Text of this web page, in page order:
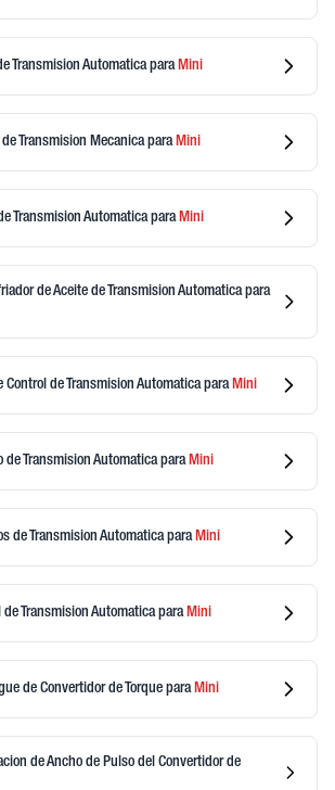
Transmision Automaticapara Mini
Transmision Mecanicapara Mini
Transmision Automaticapara Mini
de Aceite de Transmision Automatica para
Control de Transmision Automaticapara Mini
de Transmision Automaticapara Mini
de Transmision Automaticapara Mini
de Transmision Automaticapara Mini
de Convertidor de Torque para Mini
de Ancho de Pulso del Convertidor de